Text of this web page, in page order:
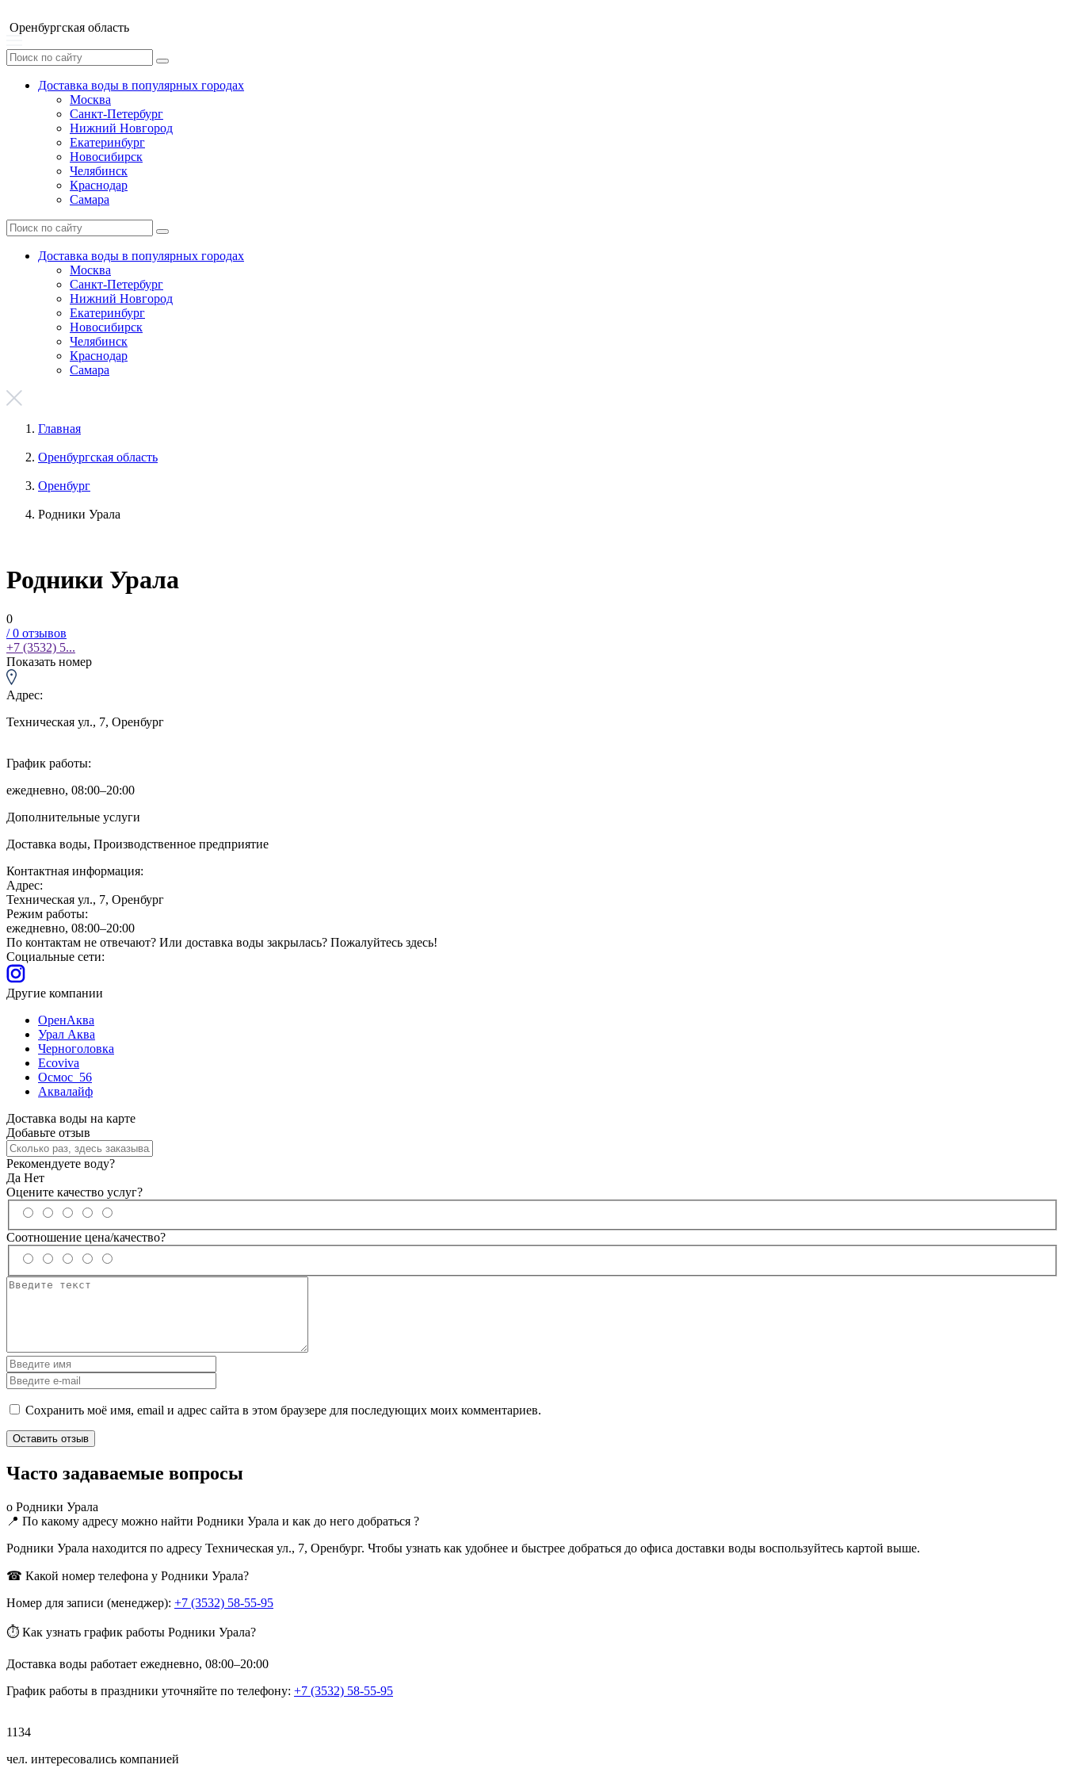
Оренбургская область
Доставка воды в популярных городах
Москва
Санкт-Петербург
Нижний Новгород
Екатеринбург
Новосибирск
Челябинск
Краснодар
Самара
Доставка воды в популярных городах
Москва
Санкт-Петербург
Нижний Новгород
Екатеринбург
Новосибирск
Челябинск
Краснодар
Самара
Главная
Оренбургская область
Оренбург
Родники Урала
Родники Урала
0
/0 отзывов
+7 (3532) 5...
Показать номер
Адрес:
Техническая ул., 7, Оренбург
График работы:
ежедневно, 08:00–20:00
Дополнительные услуги
Доставка воды, Производственное предприятие
Контактная информация:
Адрес:
Техническая ул., 7, Оренбург
Режим работы:
ежедневно, 08:00–20:00
По контактам не отвечают? Или доставка воды закрылась? Пожалуйтесь здесь!
Социальные сети:
Другие компании
ОренАква
Урал Аква
Черноголовка
Ecoviva
Осмос_56
Аквалайф
Доставка воды на карте
Добавьте отзыв
Рекомендуете воду?
Да Нет
Оцените качество услуг?
Соотношение цена/качество?
Сохранить моё имя, email и адрес сайта в этом браузере для последующих моих комментариев.
Часто задаваемые вопросы
о Родники Урала
📍 По какому адресу можно найти Родники Урала и как до него добраться ?
Родники Урала находится по адресу Техническая ул., 7, Оренбург. Чтобы узнать как удобнее и быстрее добраться до офиса доставки воды воспользуйтесь картой выше.
☎ Какой номер телефона у Родники Урала?
Номер для записи (менеджер): +7 (3532) 58-55-95
⏱ Как узнать график работы Родники Урала?
Доставка воды работает ежедневно, 08:00–20:00
График работы в праздники уточняйте по телефону: +7 (3532) 58-55-95
1134
чел. интересовались компанией